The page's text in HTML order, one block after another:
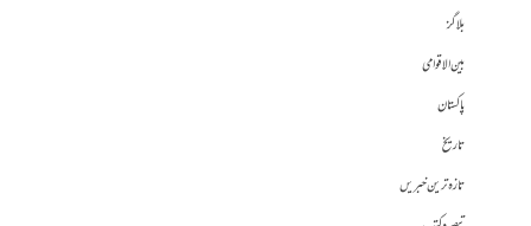
بلاگز
بین الاقوامی
پاکستان
تاریخ
تازہ ترین خبریں